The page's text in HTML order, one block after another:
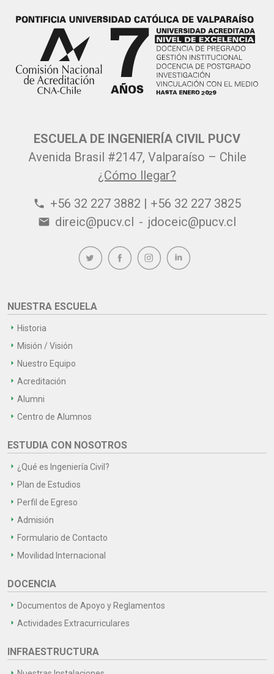
ESCUELA DE INGENIERÍA CIVIL PUCV
Avenida Brasil #2147, Valparaíso – Chile
¿Cómo llegar?
phone +56 32 227 3882 | +56 32 227 3825
email direic@pucv.cl - jdoceic@pucv.cl
NUESTRA ESCUELA
Historia
Misión / Visión
Nuestro Equipo
Acreditación
Alumni
Centro de Alumnos
ESTUDIA CON NOSOTROS
¿Qué es Ingeniería Civil?
Plan de Estudios
Perfil de Egreso
Admisión
Formulario de Contacto
Movilidad Internacional
DOCENCIA
Documentos de Apoyo y Reglamentos
Actividades Extracurriculares
INFRAESTRUCTURA